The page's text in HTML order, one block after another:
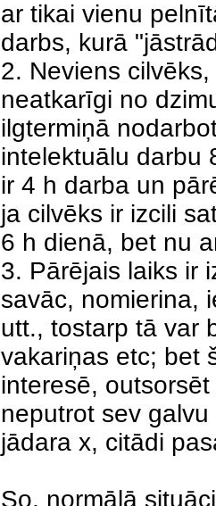
ar tikai vienu
darbs, kurā
2. Neviens
neatkarīgi no
ilgtermiņā
intelektuālu darbu
ir 4 h darba un
ja cilvēks ir izcili
6 h dienā, bet nu
3. Pārējais laiks ir
savāc, nomierina,
utt., tostarp tā var
vakariņas etc; bet
interesē,
neputrot sev
jādara x, citādi
So, normālā